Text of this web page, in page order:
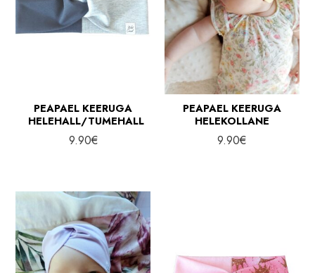
PEAPAEL KEERUGA
HELEHALL/TUMEHALL
9.90€
PEAPAEL KEERUGA
HELEKOLLANE
9.90€